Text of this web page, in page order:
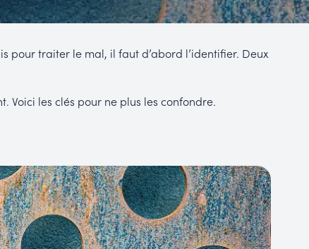
pour traiter le mal, il faut d’abord l’identifier. Deux
Voici les clés pour ne plus les confondre.